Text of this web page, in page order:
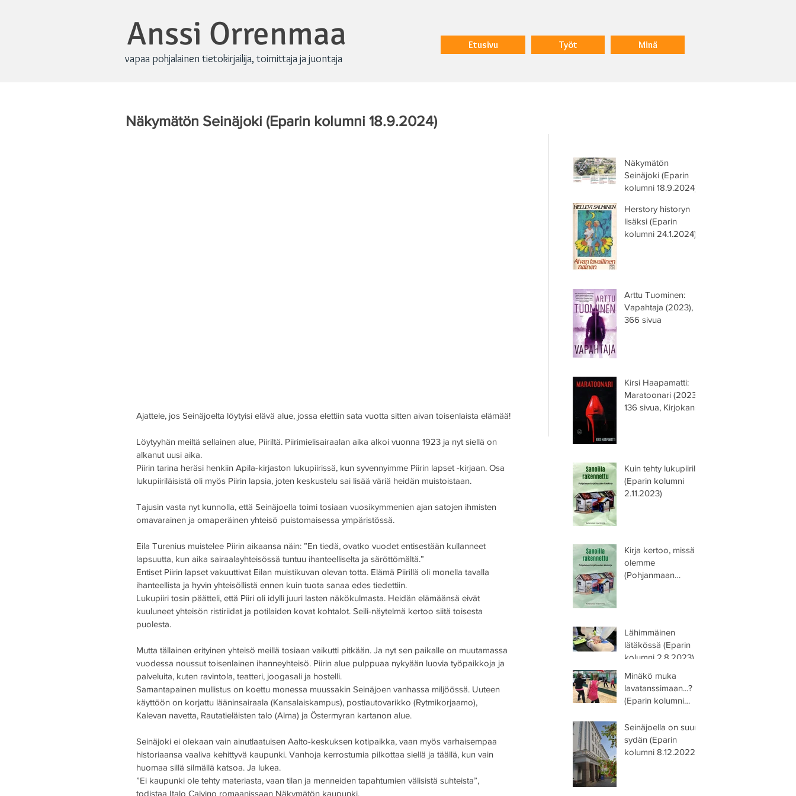
Anssi Orrenmaa
vapaa pohjalainen tietokirjailija, toimittaja ja juontaja
Etusivu Työt Minä
Näkymätön
Seinäjoki (Eparin
kolumni 18.9.2024)
Herstory historyn
lisäksi (Eparin
kolumni 24.1.2024)
Arttu Tuominen:
Vapahtaja (2023),
366 sivua
Kirsi Haapamatti:
Maratoonari (2023),
136 sivua, Kirjokansi
Kuin tehty lukupiirille
(Eparin kolumni
2.11.2023)
Kirja kertoo, missä
olemme
(Pohjanmaan
Lähimmäinen
lätäkössä (Eparin
kolumni 2.8.2023)
Minäkö muka
lavatanssimaan...?
(Eparin kolumni
Seinäjoella on suuri
sydän (Eparin
kolumni 8.12.2022)
Näkymätön Seinäjoki (Eparin kolumni 18.9.2024)
Ajattele, jos Seinäjoelta löytyisi elävä alue, jossa elettiin sata vuotta sitten aivan toisenlaista elämää!
Löytyyhän meiltä sellainen alue, Piiriltä. Piirimielisairaalan aika alkoi vuonna 1923 ja nyt siellä on
alkanut uusi aika.
Piirin tarina heräsi henkiin Apila-kirjaston lukupiirissä, kun syvennyimme Piirin lapset -kirjaan. Osa
lukupiiriläisistä oli myös Piirin lapsia, joten keskustelu sai lisää väriä heidän muistoistaan.
Tajusin vasta nyt kunnolla, että Seinäjoella toimi tosiaan vuosikymmenien ajan satojen ihmisten
omavarainen ja omaperäinen yhteisö puistomaisessa ympäristössä.
Eila Turenius muistelee Piirin aikaansa näin: ”En tiedä, ovatko vuodet entisestään kullanneet
lapsuutta, kun aika sairaalayhteisössä tuntuu ihanteelliselta ja säröttömältä.”
Entiset Piirin lapset vakuuttivat Eilan muistikuvan olevan totta. Elämä Piirillä oli monella tavalla
ihanteellista ja hyvin yhteisöllistä ennen kuin tuota sanaa edes tiedettiin.
Lukupiiri tosin päätteli, että Piiri oli idylli juuri lasten näkökulmasta. Heidän elämäänsä eivät
kuuluneet yhteisön ristiriidat ja potilaiden kovat kohtalot. Seili-näytelmä kertoo siitä toisesta
puolesta.
Mutta tällainen erityinen yhteisö meillä tosiaan vaikutti pitkään. Ja nyt sen paikalle on muutamassa
vuodessa noussut toisenlainen ihanneyhteisö. Piirin alue pulppuaa nykyään luovia työpaikkoja ja
palveluita, kuten ravintola, teatteri, joogasali ja hostelli.
Samantapainen mullistus on koettu monessa muussakin Seinäjoen vanhassa miljöössä. Uuteen
käyttöön on korjattu lääninsairaala (Kansalaiskampus), postiautovarikko (Rytmikorjaamo),
Kalevan navetta, Rautatieläisten talo (Alma) ja Östermyran kartanon alue.
Seinäjoki ei olekaan vain ainutlaatuisen Aalto-keskuksen kotipaikka, vaan myös varhaisempaa
historiaansa vaaliva kehittyvä kaupunki. Vanhoja kerrostumia pilkottaa siellä ja täällä, kun vain
huomaa sillä silmällä katsoa. Ja lukea.
”Ei kaupunki ole tehty materiasta, vaan tilan ja menneiden tapahtumien välisistä suhteista”,
todistaa Italo Calvino romaanissaan Näkymätön kaupunki.